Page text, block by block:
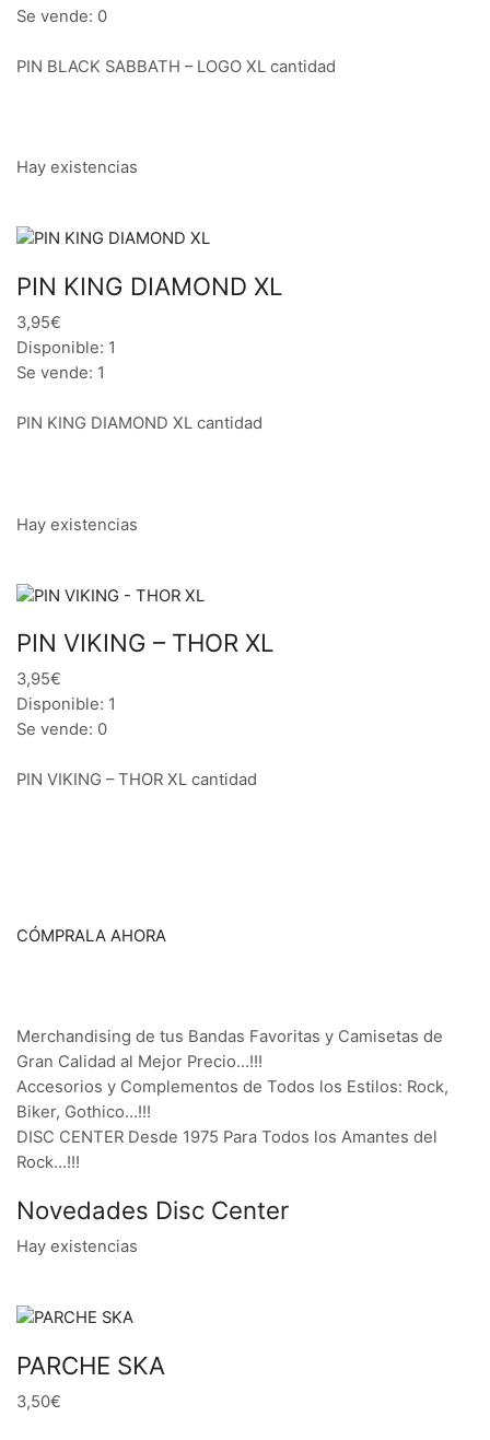
Se vende: 0
PIN BLACK SABBATH – LOGO XL cantidad
Hay existencias
PIN KING DIAMOND XL
3,95€
Disponible: 1
Se vende: 1
PIN KING DIAMOND XL cantidad
Hay existencias
PIN VIKING – THOR XL
3,95€
Disponible: 1
Se vende: 0
PIN VIKING – THOR XL cantidad
CÓMPRALA AHORA
Merchandising de tus Bandas Favoritas y Camisetas de
Gran Calidad al Mejor Precio…!!!
Accesorios y Complementos de Todos los Estilos: Rock,
Biker, Gothico…!!!
DISC CENTER Desde 1975 Para Todos los Amantes del
Rock…!!!
Novedades Disc Center
Hay existencias
PARCHE SKA
3,50€